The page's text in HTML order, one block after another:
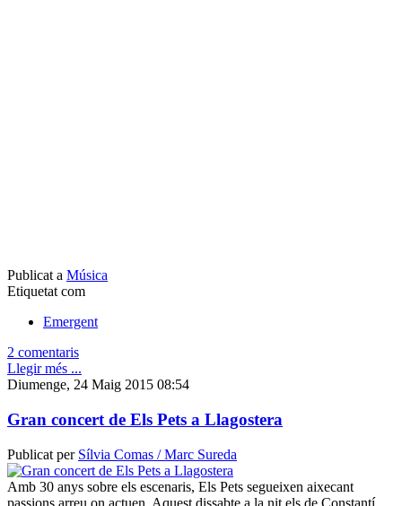
Publicat a Música
Etiquetat com
Emergent
2 comentaris
Llegir més ...
Diumenge, 24 Maig 2015 08:54
Gran concert de Els Pets a Llagostera
Publicat per Sílvia Comas / Marc Sureda
Amb 30 anys sobre els escenaris, Els Pets segueixen aixecant
passions arreu on actuen. Aquest dissabte a la nit els de Constantí